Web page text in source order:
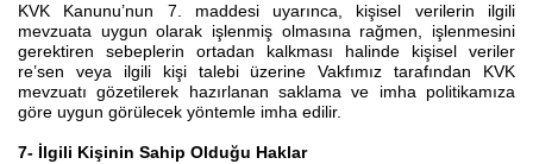
KVK Kanunu’nun 7. maddesi uyarınca, kişisel verilerin ilgili
mevzuata uygun olarak işlenmiş olmasına rağmen, işlenmesini
gerektiren sebeplerin ortadan kalkması halinde kişisel veriler
re’sen veya ilgili kişi talebi üzerine Vakfımız tarafından KVK
mevzuatı gözetilerek hazırlanan saklama ve imha politikamıza
göre uygun görülecek yöntemle imha edilir.
7- İlgili Kişinin Sahip Olduğu Haklar